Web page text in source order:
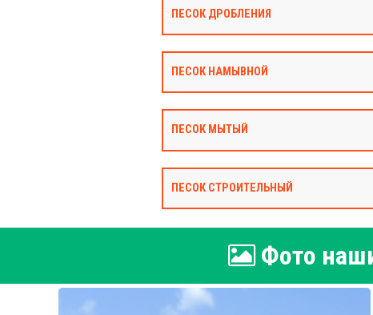
ПЕСОК ДРОБЛЕНИЯ
ПЕСОК НАМЫВНОЙ
ПЕСОК МЫТЫЙ
ПЕСОК СТРОИТЕЛЬНЫЙ
Фото